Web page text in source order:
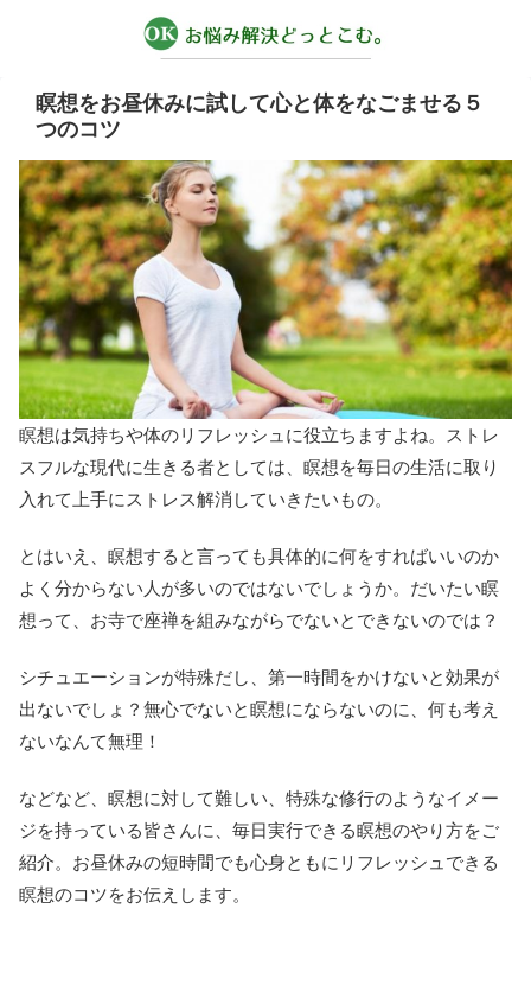
瞑想をお昼休みに試して心と体をなごませる５
つのコツ
瞑想は気持ちや体のリフレッシュに役立ちますよね。ストレ
スフルな現代に生きる者としては、瞑想を毎日の生活に取り
入れて上手にストレス解消していきたいもの。
とはいえ、瞑想すると言っても具体的に何をすればいいのか
よく分からない人が多いのではないでしょうか。だいたい瞑
想って、お寺で座禅を組みながらでないとできないのでは？
シチュエーションが特殊だし、第一時間をかけないと効果が
出ないでしょ？無心でないと瞑想にならないのに、何も考え
ないなんて無理！
などなど、瞑想に対して難しい、特殊な修行のようなイメー
ジを持っている皆さんに、毎日実行できる瞑想のやり方をご
紹介。お昼休みの短時間でも心身ともにリフレッシュできる
瞑想のコツをお伝えします。